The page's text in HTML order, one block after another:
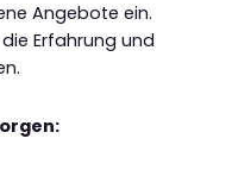
Angebote ein.
Erfahrung und